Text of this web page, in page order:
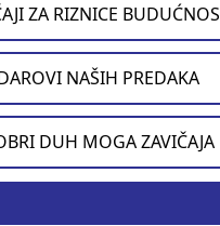
ZA RIZNICE
NAŠIH PREDAKA
DUH MOGA ZAVIČAJA